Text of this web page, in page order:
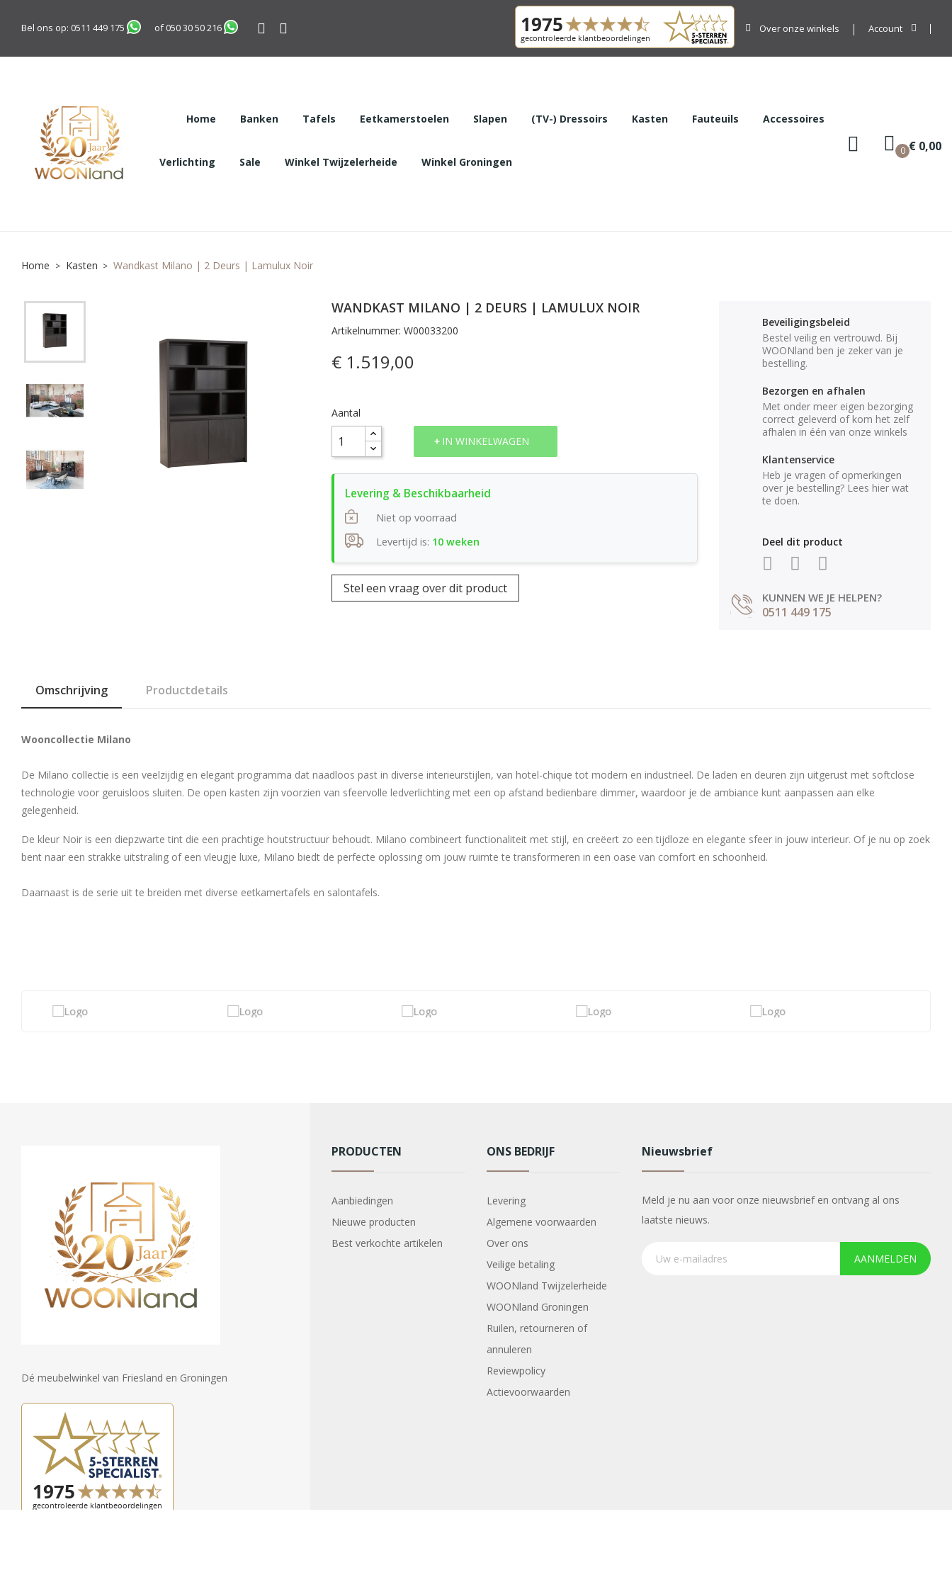
Bel ons op: 0511 449 175 of050 30 50 216 Over onze winkels Account
Home Banken Tafels Eetkamerstoelen Slapen (TV-) Dressoirs Kasten Fauteuils Accessoires
Verlichting Sale Winkel Twijzelerheide Winkel Groningen
0 € 0,00
Home Kasten Wandkast Milano | 2 Deurs | Lamulux Noir
WANDKAST MILANO | 2 DEURS | LAMULUX NOIR
Artikelnummer: W00033200
€ 1.519,00
Aantal
IN WINKELWAGEN
Niet op voorraad
Levertijd is: 10 weken
Stel een vraag over dit product
Beveiligingsbeleid
Bestel veilig en vertrouwd. Bij
WOONland ben je zeker van je
bestelling.
Bezorgen en afhalen
Met onder meer eigen bezorging
correct geleverd of kom het zelf
afhalen in één van onze winkels
Klantenservice
Heb je vragen of opmerkingen
over je bestelling? Lees hier wat
te doen.
Deel dit product
KUNNEN WE JE HELPEN?
0511 449 175
Omschrijving Productdetails
Wooncollectie Milano
De Milano collectie is een veelzijdig en elegant programma dat naadloos past in diverse interieurstijlen, van hotel-chique tot modern en industrieel. De laden en deuren zijn uitgerust met softclose
technologie voor geruisloos sluiten. De open kasten zijn voorzien van sfeervolle ledverlichting met een op afstand bedienbare dimmer, waardoor je de ambiance kunt aanpassen aan elke
gelegenheid.
De kleur Noir is een diepzwarte tint die een prachtige houtstructuur behoudt. Milano combineert functionaliteit met stijl, en creëert zo een tijdloze en elegante sfeer in jouw interieur. Of je nu op zoek
bent naar een strakke uitstraling of een vleugje luxe, Milano biedt de perfecte oplossing om jouw ruimte te transformeren in een oase van comfort en schoonheid.
Daarnaast is de serie uit te breiden met diverse eetkamertafels en salontafels.
Dé meubelwinkel van Friesland en Groningen
PRODUCTEN
Aanbiedingen
Nieuwe producten
Best verkochte artikelen
ONS BEDRIJF
Levering
Algemene voorwaarden
Over ons
Veilige betaling
WOONland Twijzelerheide
WOONland Groningen
Ruilen, retourneren of
annuleren
Reviewpolicy
Actievoorwaarden
Nieuwsbrief
Meld je nu aan voor onze nieuwsbrief en ontvang al ons
laatste nieuws.
AANMELDEN